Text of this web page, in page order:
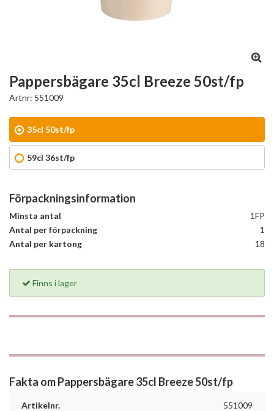
Pappersbägare 35cl Breeze 50st/fp
Artnr: 551009
35cl 50st/fp
59cl 36st/fp
Förpackningsinformation
Minsta antal
1FP
Antal per förpackning
1
Antal per kartong
18
Finns i lager
Fakta om Pappersbägare 35cl Breeze 50st/fp
Artikelnr. 551009